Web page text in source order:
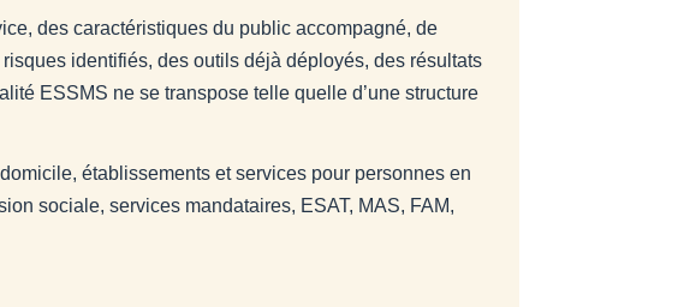
des caractéristiques du public accompagné, de
identifiés, des outils déjà déployés, des résultats
ESSMS ne se transpose telle quelle d’une structure
établissements et services pour personnes en
sociale, services mandataires, ESAT, MAS, FAM,